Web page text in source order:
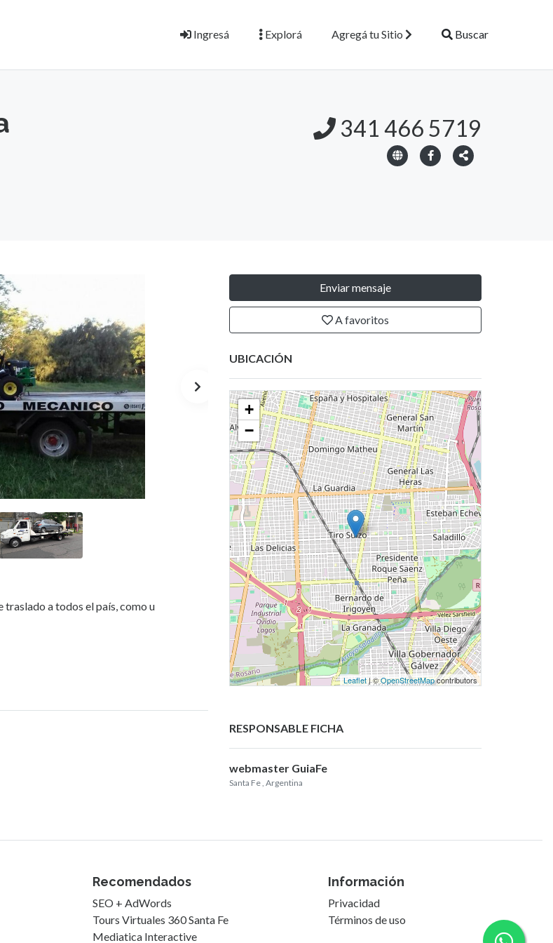
Ingresá Explorá Agregá tu Sitio Buscar
341 466 5719
a todos el país, como u
Enviar mensaje
A favoritos
UBICACIÓN
+
−
Leaflet| ©OpenStreetMapcontributors
RESPONSABLE FICHA
webmaster GuiaFe
Santa Fe , Argentina
Recomendados
SEO + AdWords
Tours Virtuales 360 Santa Fe
Mediatica Interactive
Información
Privacidad
Términos de uso